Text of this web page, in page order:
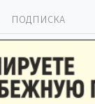
ПОДПИСКА